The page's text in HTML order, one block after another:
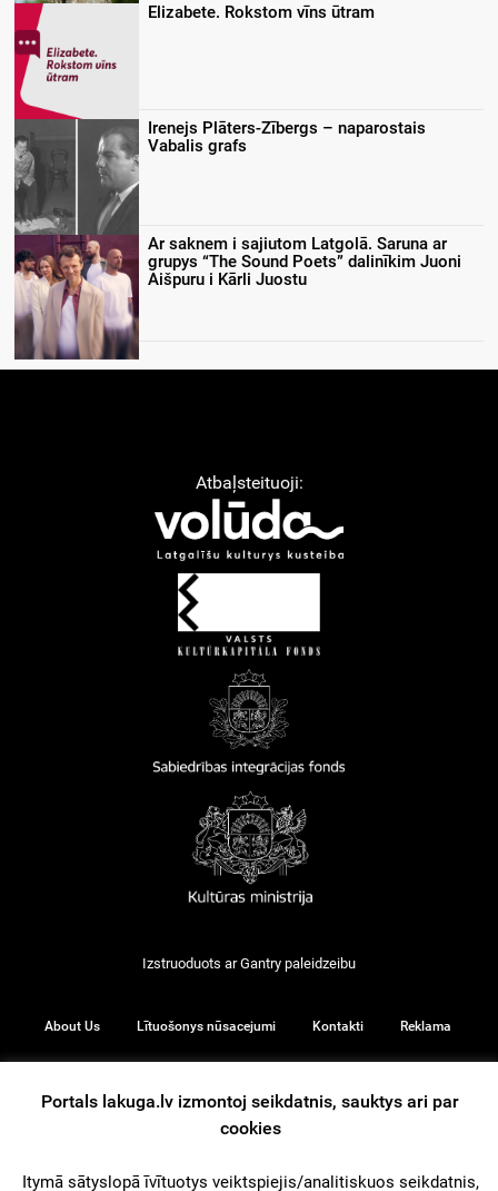
Elizabete. Rokstom vīns ūtram
Irenejs Plāters-Zībergs – naparostais
Vabalis grafs
Ar saknem i sajiutom Latgolā. Saruna ar
grupys “The Sound Poets” dalinīkim Juoni
Aišpuru i Kārli Juostu
Atbaļsteituoji:
Izstruoduots arGantry paleidzeibu
About Us Lītuošonys nūsacejumi Kontakti Reklama
© 2026
Portals lakuga.lv izmontoj seikdatnis, sauktys ari par
cookies
Itymā sātyslopā īvītuotys veiktspiejis/analitiskuos seikdatnis,